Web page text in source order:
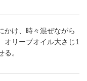
かけ、時々混ぜながら
オリーブオイル大さじ1
。